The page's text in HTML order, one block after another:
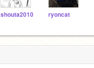
shouta2010 ryoncat